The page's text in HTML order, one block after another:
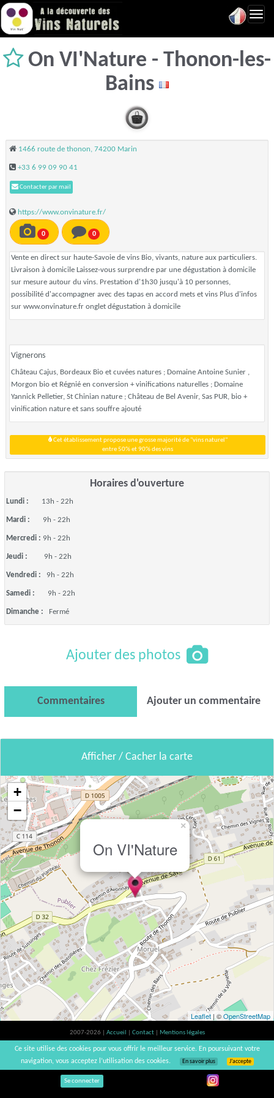
On VI'Nature - Thonon-les-
Bains
1466 route de thonon, 74200 Marin
+33 6 99 09 90 41
Contacter par mail
https://www.onvinature.fr/
0 0
Vente en direct sur haute-Savoie de vins Bio, vivants, nature aux particuliers.
Livraison à domicile Laissez-vous surprendre par une dégustation à domicile
sur mesure autour du vins. Prestation d'1h30 jusqu'à 10 personnes,
possibilité d'accompagner avec des tapas en accord mets et vins Plus d'infos
sur www.onvinature.fr onglet dégustation à domicile
Vignerons
Château Cajus, Bordeaux Bio et cuvées natures ; Domaine Antoine Sunier ,
Morgon bio et Régnié en conversion + vinifications naturelles ; Domaine
Yannick Pelletier, St Chinian nature ; Château de Bel Avenir, Sas PUR, bio +
vinification nature et sans souffre ajouté
Cet établissement propose une grosse majorité de "vins naturel"
entre 50% et 90% des vins
Horaires d'ouverture
Lundi : 13h - 22h
Mardi : 9h - 22h
Mercredi : 9h - 22h
Jeudi : 9h - 22h
Vendredi : 9h - 22h
Samedi : 9h - 22h
Dimanche : Fermé
Ajouter des photos
Commentaires Ajouter un commentaire
Afficher / Cacher la carte
On VI'Nature
×
+
−
Leaflet | ©OpenStreetMap
2007-2026 | Accueil Contact
Mentions légales
L'abus d'alcool est dangereux pour la santé, à consommer avec modération. |
vinsnaturels | v3.12
Se connecter
Ce site utilise des cookies pour vous offrir le meilleur service. En poursuivant votre
navigation, vous acceptez l’utilisation des cookies.
En savoir plus J’accepte